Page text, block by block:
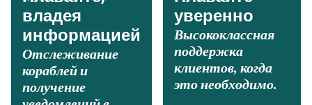
владея
информацией
Отслеживание
кораблей и
получение
уверенно
Высококлассная
поддержка
клиентов, когда
это необходимо.